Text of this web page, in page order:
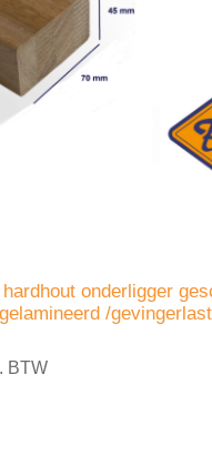
onderligger
/gevingerlast
BTW